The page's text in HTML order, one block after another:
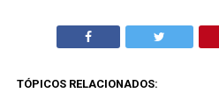
TÓPICOS RELACIONADOS: